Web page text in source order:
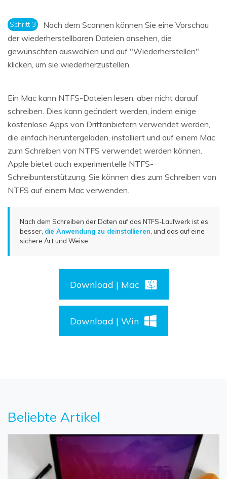
Schritt 3
Nach dem Scannen können Sie eine Vorschau
der wiederherstellbaren Dateien ansehen, die
gewünschten auswählen und auf "Wiederherstellen"
klicken, um sie wiederherzustellen.
Ein Mac kann NTFS-Dateien lesen, aber nicht darauf
schreiben. Dies kann geändert werden, indem einige
kostenlose Apps von Drittanbietern verwendet werden,
die einfach heruntergeladen, installiert und auf einem Mac
zum Schreiben von NTFS verwendet werden können.
Apple bietet auch experimentelle NTFS-
Schreibunterstützung. Sie können dies zum Schreiben von
NTFS auf einem Mac verwenden.
Nach dem Schreiben der Daten auf das NTFS-Laufwerk ist es
besser, die Anwendung zu deinstallieren , und das auf eine
sichere Art und Weise
Download | Mac
Download | Win
Beliebte Artikel